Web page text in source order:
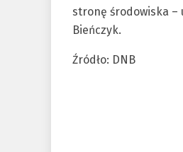
stronę środowiska –
Bieńczyk.
Źródło: DNB